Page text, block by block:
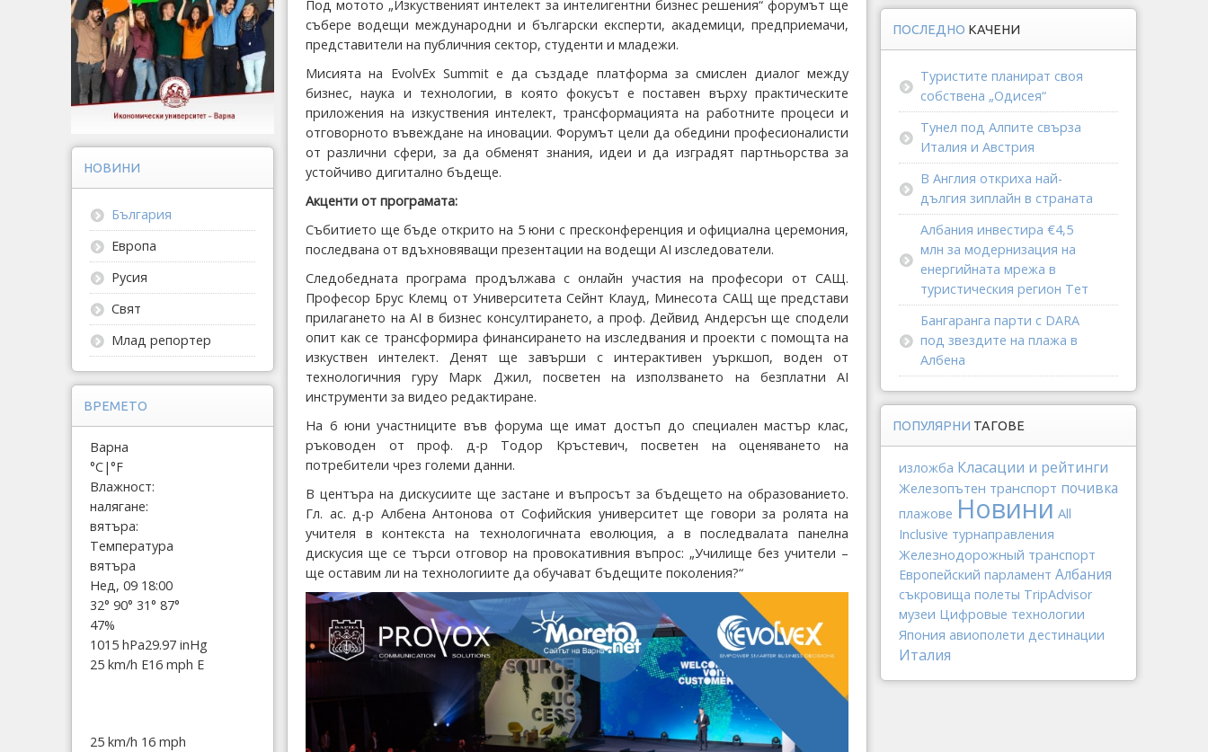
Под мотото „Изкуственият интелект за интелигентни бизнес решения“ форумът ще
събере водещи международни и български експерти, академици, предприемачи,
представители на публичния сектор, студенти и младежи.
Мисията на EvolvEx Summit е да създаде платформа за смислен диалог между
бизнес, наука и технологии, в която фокусът е поставен върху практическите
приложения на изкуствения интелект, трансформацията на работните процеси и
отговорното въвеждане на иновации. Форумът цели да обедини професионалисти
от различни сфери, за да обменят знания, идеи и да изградят партньорства за
устойчиво дигитално бъдеще.
Акценти от програмата:
Събитието ще бъде открито на 5 юни с пресконференция и официална церемония,
последвана от вдъхновяващи презентации на водещи AI изследователи.
Следобедната програма продължава с онлайн участия на професори от САЩ.
Професор Брус Клемц от Университета Сейнт Клауд, Минесота САЩ ще представи
прилагането на AI в бизнес консултирането, а проф. Дейвид Андерсън ще сподели
опит как се трансформира финансирането на изследвания и проекти с помощта на
изкуствен интелект. Денят ще завърши с интерактивен уъркшоп, воден от
технологичния гуру Марк Джил, посветен на използването на безплатни AI
инструменти за видео редактиране.
На 6 юни участниците във форума ще имат достъп до специален мастър клас,
ръководен от проф. д-р Тодор Кръстевич, посветен на оценяването на
потребители чрез големи данни.
В центъра на дискусиите ще застане и въпросът за бъдещето на образованието.
Гл. ас. д-р Албена Антонова от Софийския университет ще говори за ролята на
учителя в контекста на технологичната еволюция, а в последвалата панелна
дискусия ще се търси отговор на провокативния въпрос: „Училище без учители –
ще оставим ли на технологиите да обучават бъдещите поколения?“
НОВИНИ
България
Европа
Русия
Свят
Млад репортер
ВРЕМЕТО
Варна
°C|°F
Влажност:
налягане:
вятъра:
Температура
вятъра
Нед, 09 18:00
32° 90° 31° 87°
47%
1015 hPa29.97 inHg
25 km/h E16 mph E
25 km/h 16 mph
ПОСЛЕДНО КАЧЕНИ
Туристите планират своя
собствена „Одисея“
Тунел под Алпите свърза
Италия и Австрия
В Англия откриха най-
дългия зиплайн в страната
Албания инвестира €4,5
млн за модернизация на
енергийната мрежа в
туристическия регион Тет
Бангаранга парти с DARA
под звездите на плажа в
Албена
ПОПУЛЯРНИ ТАГОВЕ
изложба Класации и рейтинги
Железопътен транспорт почивка
плажове Новини All
Inclusive турнаправления
Железнодорожный транспорт
Европейский парламент Албания
съкровища полеты TripAdvisor
музеи Цифровые технологии
Япония авиополети дестинации
Италия